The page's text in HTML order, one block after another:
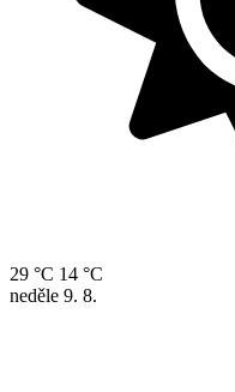
29 °C 14 °C
neděle 9. 8.